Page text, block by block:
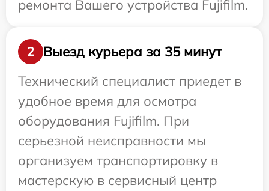
ремонта Вашего устройства Fujifilm.
2
Выезд курьера за 35 минут
Технический специалист приедет в
удобное время для осмотра
оборудования Fujifilm. При
серьезной неисправности мы
организуем транспортировку в
мастерскую в сервисный центр